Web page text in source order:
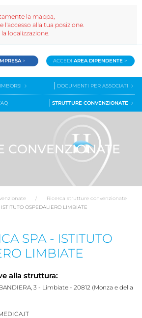
> ACCEDIAREA DIPENDENTE >
DOCUMENTI PER ASSOCIATI
STRUTTURE CONVENZIONATE
CONVENZIONATE
Ricerca strutture convenzionate
OSPEDALIERO LIMBIATE
SPA - ISTITUTO
LIMBIATE
alla struttura:
3 - Limbiate - 20812 (Monza e della
la mappa,
l'accesso alla tua posizione.
localizzazione.